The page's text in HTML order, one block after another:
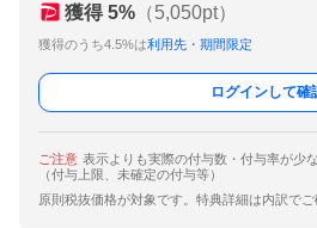
獲得 5% （5,050pt）
獲得のうち4.5%は利用先・期間限定
ログインして確
ご注意 表示よりも実際の付与数・付与率が少
（付与上限、未確定の付与等）
原則税抜価格が対象です。特典詳細は内訳でご